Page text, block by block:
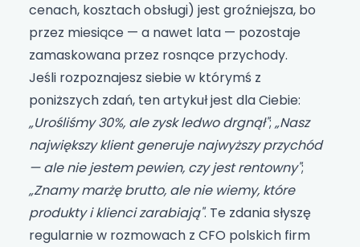
cenach, kosztach obsługi) jest groźniejsza, bo
przez miesiące — a nawet lata — pozostaje
zamaskowana przez rosnące przychody.
Jeśli rozpoznajesz siebie w którymś z
poniższych zdań, ten artykuł jest dla Ciebie:
„Urośliśmy 30%, ale zysk ledwo drgnął";„Nasz
największy klient generuje najwyższy przychód
— ale nie jestem pewien, czy jest rentowny";
„Znamy marżę brutto, ale nie wiemy, które
produkty i klienci zarabiają". Te zdania słyszę
regularnie w rozmowach z CFO polskich firm